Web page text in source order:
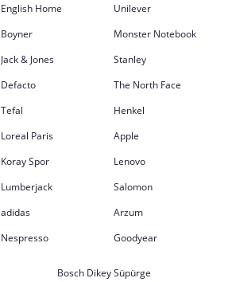
English Home
Unilever
Boyner
Monster Notebook
Jack & Jones
Stanley
Defacto
The North Face
Tefal
Henkel
Loreal Paris
Apple
Koray Spor
Lenovo
Lumberjack
Salomon
adidas
Arzum
Nespresso Goodyear
Bosch Dikey Süpürge